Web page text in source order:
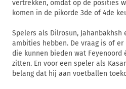
vertrekken, omdat op de posities
komen in de pikorde 3de of 4de
Spelers als Dilrosun,
ambities hebben. De vraag is of
die kunnen bieden wat Feyenoord
zitten. En voor een speler als
belang dat hij aan voetballen